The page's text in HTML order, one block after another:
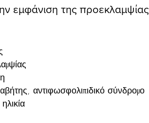
εμφάνιση της προεκλαμψίας
αντιφωσφολιπιδικό σύνδρομο